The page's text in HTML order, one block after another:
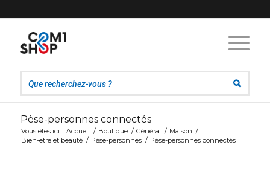
Pèse-personnes connectés
Vous êtes ici : Accueil / Boutique / Général / Maison /
Bien-être et beauté / Pèse-personnes / Pèse-personnes connectés